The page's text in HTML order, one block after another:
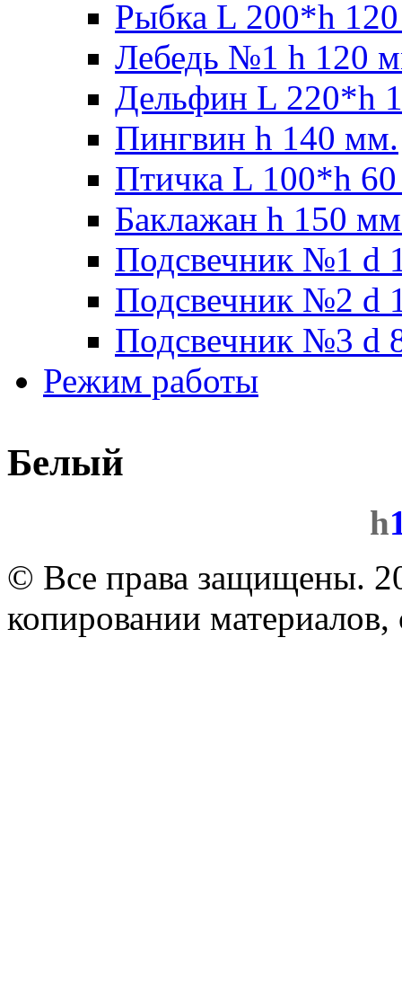
Рыбка L 200*h
Лебедь №1 h 120
Дельфин L 220*h
Пингвин h 140 мм.
Птичка L 100*h
Баклажан h 150
Подсвечник №1 d
Подсвечник №2 d
Подсвечник №3 d
Режим работы
Белый
h
© Все права защищены.
копировании материалов,